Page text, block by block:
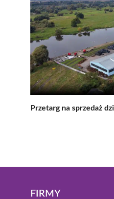
Przetarg na sprzedaż
FIRMY